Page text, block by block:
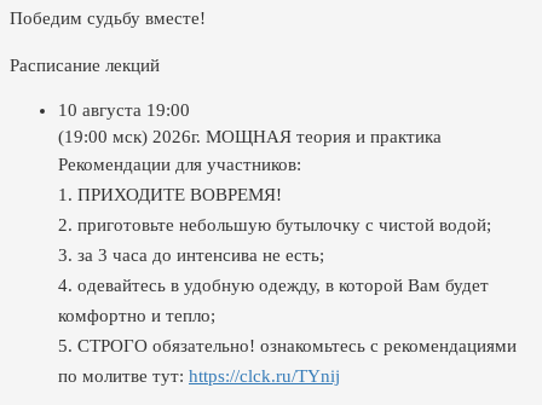
Победим судьбу вместе!
Расписание лекций
10 августа 19:00
(19:00 мск) 2026г. МОЩНАЯ теория и практика
Рекомендации для участников:
1. ПРИХОДИТЕ ВОВРЕМЯ!
2. приготовьте небольшую бутылочку с чистой водой;
3. за 3 часа до интенсива не есть;
4. одевайтесь в удобную одежду, в которой Вам будет
комфортно и тепло;
5. СТРОГО обязательно! ознакомьтесь с рекомендациями
по молитве тут: https://clck.ru/TYnij